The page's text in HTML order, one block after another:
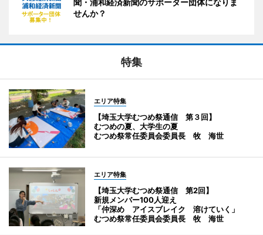
せんか？
特集
エリア特集
【埼玉大学むつめ祭通信 第３回】
むつめの夏、大学生の夏
むつめ祭常任委員会委員長 牧 海世
エリア特集
【埼玉大学むつめ祭通信 第2回】
新規メンバー100人迎え
「仲深め アイスブレイク 溶けていく」
むつめ祭常任委員会委員長 牧 海世